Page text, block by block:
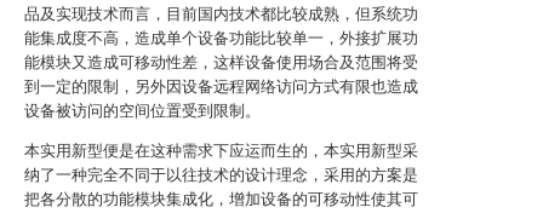
品及实现技术而言，目前国内技术都比较成熟，但系统功
能集成度不高，造成单个设备功能比较单一，外接扩展功
能模块又造成可移动性差，这样设备使用场合及范围将受
到一定的限制，另外因设备远程网络访问方式有限也造成
设备被访问的空间位置受到限制。
本实用新型便是在这种需求下应运而生的，本实用新型采
纳了一种完全不同于以往技术的设计理念，采用的方案是
把各分散的功能模块集成化，增加设备的可移动性使其可